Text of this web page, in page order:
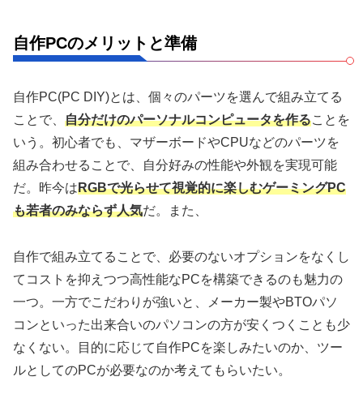
自作PCのメリットと準備
自作PC(PC DIY)とは、個々のパーツを選んで組み立てる
ことで、 自分だけのパーソナルコンピュータを作ることを
いう。初心者でも、マザーボードやCPUなどのパーツを
組み合わせることで、自分好みの性能や外観を実現可能
だ。昨今はRGBで光らせて視覚的に楽しむゲーミングPC
も若者のみならず人気だ。また、
自作で組み立てることで、必要のないオプションをなくし
てコストを抑えつつ高性能なPCを構築できるのも魅力の
一つ。一方でこだわりが強いと、メーカー製やBTOパソ
コンといった出来合いのパソコンの方が安くつくことも少
なくない。目的に応じて自作PCを楽しみたいのか、ツー
ルとしてのPCが必要なのか考えてもらいたい。